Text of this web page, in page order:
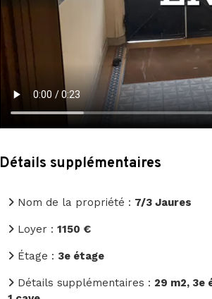
Détails supplémentaires
Nom de la propriété : 7/3 Jaures
Loyer : 1150 €
Étage : 3e étage
Détails supplémentaires : 29 m2, 3e